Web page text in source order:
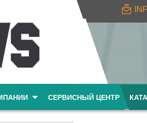
СЕРВИСНЫЙ ЦЕНТР